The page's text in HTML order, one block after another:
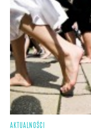
AKTUALNOŚCI